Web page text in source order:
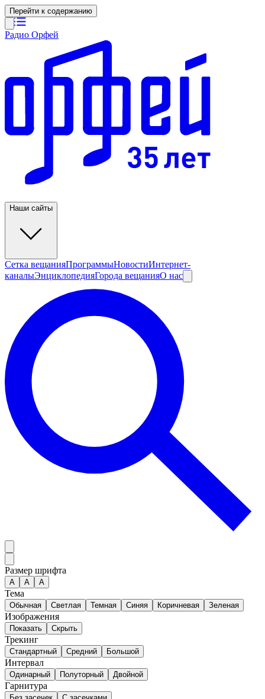
Перейти к содержанию
Радио Орфей
Наши сайты
Сетка вещанияПрограммыНовостиИнтернет-
каналыЭнциклопедияГорода вещанияО нас
Размер шрифта
А A A
Тема
Обычная Светлая Темная Синяя Коричневая Зеленая
Изображения
Показать Скрыть
Трекинг
Стандартный Средний Большой
Интервал
Одинарный Полуторный Двойной
Гарнитура